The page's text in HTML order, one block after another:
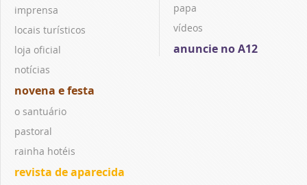
imprensa
locais turísticos
loja oficial
notícias
novena e festa
o santuário
pastoral
rainha hotéis
revista de aparecida
papa
vídeos
anuncie no A12